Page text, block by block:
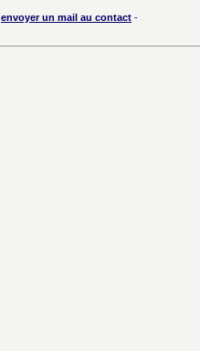
envoyer un mail au contact -